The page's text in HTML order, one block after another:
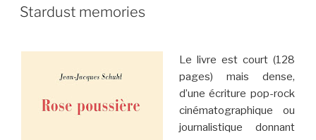
LE
Stardust memories
Le livre est court (128
pages) mais dense,
d’une écriture pop-rock
cinématographique ou
journalistique donnant